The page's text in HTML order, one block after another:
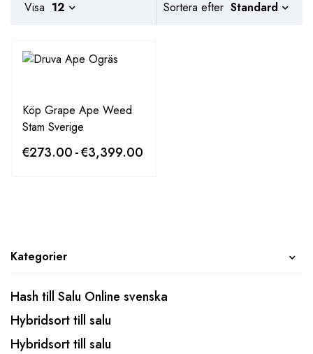
Kategorier
Hash till Salu Online svenska
Hybridsort till salu
Hybridsort till salu
Sortera efter Standard
Visa 12
Köp Grape Ape Weed
Stam Sverige
€273.00-€3,399.00